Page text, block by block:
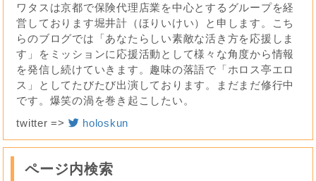
ワタスは京都で保険代理店業を中心とするグループを経
営しております堀井計（ほりいけい）と申します。こち
らのブログでは「あなたらしい素敵な活き方を応援しま
す」をミッションに応援活動として様々な角度から情報
を発信し続けていきます。趣味の落語で「ホロス亭エロ
ス」としてたびたび出演しております。まだまだ修行中
です。爆笑の渦を巻き起こしたい。
twitter =>
holoskun
ページ内検索